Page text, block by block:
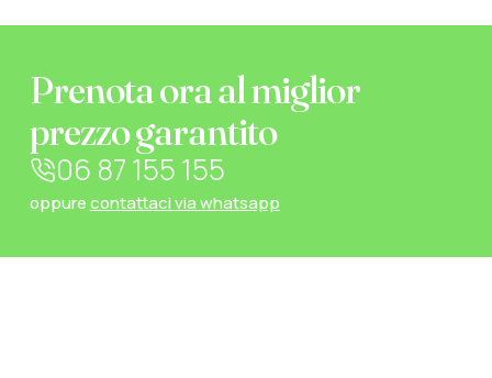
Prenota ora al miglior
prezzo garantito
06 87 155 155
oppurecontattaci via whatsapp